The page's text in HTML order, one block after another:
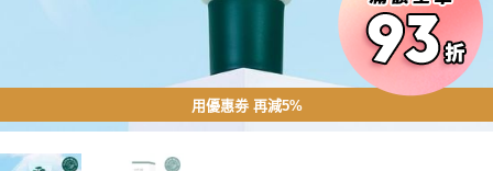
用優惠劵 再減5%